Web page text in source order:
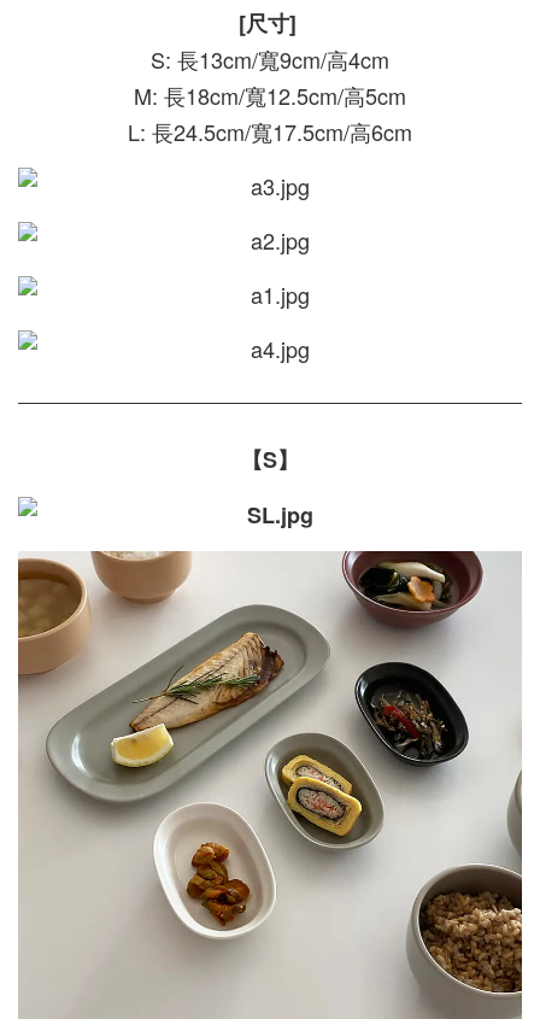
[尺寸]
S: 長13cm/寬9cm/高4cm
M: 長18cm/寬12.5cm/高5cm
L: 長24.5cm/寬17.5cm/高6cm
【S】